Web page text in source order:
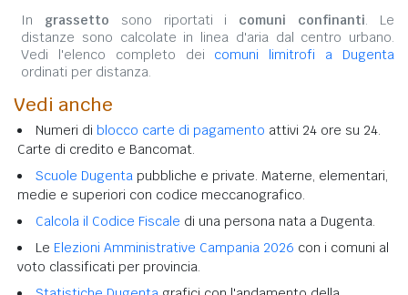
In grassetto sono riportati i comuni confinanti. Le
distanze sono calcolate in linea d'aria dal centro urbano.
Vedi l'elenco completo dei comuni limitrofi a Dugenta
ordinati per distanza.
Vedi anche
Numeri di blocco carte di pagamento attivi 24 ore su 24.
Carte di credito e Bancomat.
Scuole Dugenta pubbliche e private. Materne, elementari,
medie e superiori con codice meccanografico.
Calcola il Codice Fiscale di una persona nata a Dugenta.
Le Elezioni Amministrative Campania 2026 con i comuni al
voto classificati per provincia.